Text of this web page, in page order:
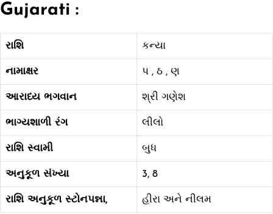
Gujarati :
રાશિ કન્યા
નામાક્ષર પ , ઠ , ણ
આરાધ્ય ભગવાન શ્રી ગણેશ
ભાગ્યશાળી રંગ લીલો
રાશિ સ્વામી બુધ
અનુકૂળ સંખ્યા 3, 8
રાશિ અનુકૂળ સ્ટોનપન્ના, હીરા અને નીલમ